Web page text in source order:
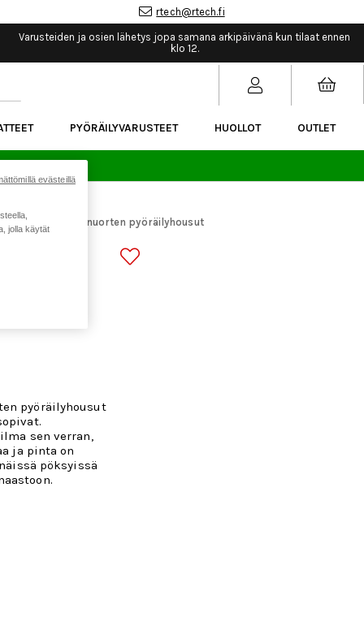
rtech@rtech.fi
Varusteiden ja osien lähetys jopa samana arkipäivänä kun tilaat ennen
klo 12.
PYÖRÄILYVARUSTEET HUOLLOT OUTLET
Youth Defend nuorten pyöräilyhousut
pyöräilyhousut
sen verran,
ja pinta on
pöksyissä
jolla käytät
evästeillä